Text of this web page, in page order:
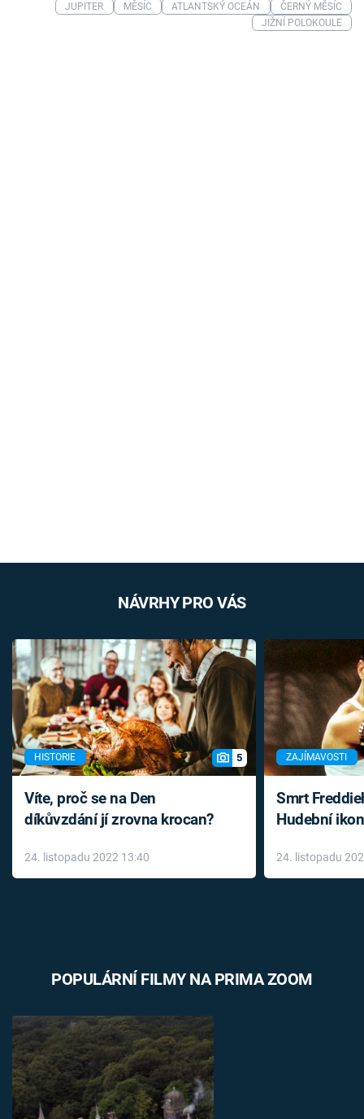
JUPITER MĚSÍC ATLANTSKÝ OCEÁN
ČERNÝ MĚSÍC
JIŽNÍ POLOKOULE
NÁVRHY PRO VÁS
HISTORIE 5
Víte, proč se na Den
díkůvzdání jí zrovna krocan?
24. listopadu 2022 13:40
ZAJÍMAVOSTI
Smrt
Hudební
léky
24. listopadu
POPULÁRNÍ FILMY NA PRIMA ZOOM